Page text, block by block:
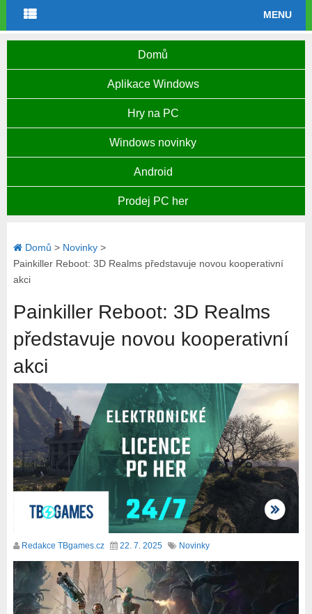
MENU
Domů
Aplikace Windows
Hry na PC
Windows novinky
Android
Prodej PC her
Domů > Novinky>
Painkiller Reboot: 3D Realms představuje novou kooperativní
akci
Painkiller Reboot: 3D Realms
představuje novou kooperativní
akci
Redakce TBgames.cz 22. 7. 2025 Novinky